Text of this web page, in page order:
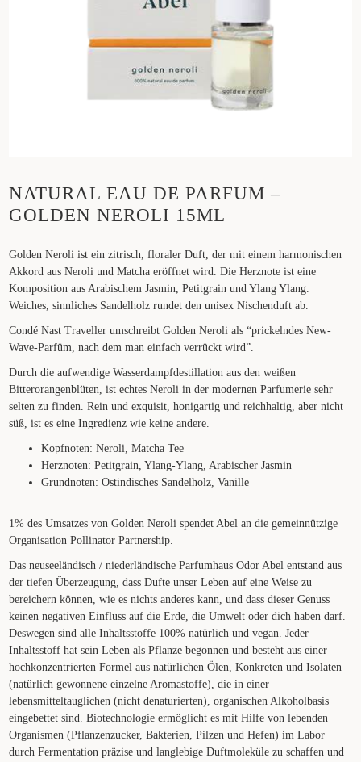
NATURAL EAU DE PARFUM –
GOLDEN NEROLI 15ML
Golden Neroli ist ein zitrisch, floraler Duft, der mit einem harmonischen
Akkord aus Neroli und Matcha eröffnet wird. Die Herznote ist eine
Komposition aus Arabischem Jasmin, Petitgrain und Ylang Ylang.
Weiches, sinnliches Sandelholz rundet den unisex Nischenduft ab.
Condé Nast Traveller umschreibt Golden Neroli als “prickelndes New-
Wave-Parfüm, nach dem man einfach verrückt wird”.
Durch die aufwendige Wasserdampfdestillation aus den weißen
Bitterorangenblüten, ist echtes Neroli in der modernen Parfumerie sehr
selten zu finden. Rein und exquisit, honigartig und reichhaltig, aber nicht
süß, ist es eine Ingredienz wie keine andere.
Kopfnoten: Neroli, Matcha Tee
Herznoten: Petitgrain, Ylang-Ylang, Arabischer Jasmin
Grundnoten: Ostindisches Sandelholz, Vanille
1% des Umsatzes von Golden Neroli spendet Abel an die gemeinnützige
Organisation Pollinator Partnership.
Das neuseeländisch / niederländische Parfumhaus Odor Abel entstand aus
der tiefen Überzeugung, dass Dufte unser Leben auf eine Weise zu
bereichern können, wie es nichts anderes kann, und dass dieser Genuss
keinen negativen Einfluss auf die Erde, die Umwelt oder dich haben darf.
Deswegen sind alle Inhaltsstoffe 100% natürlich und vegan. Jeder
Inhaltsstoff hat sein Leben als Pflanze begonnen und besteht aus einer
hochkonzentrierten Formel aus natürlichen Ölen, Konkreten und Isolaten
(natürlich gewonnene einzelne Aromastoffe), die in einer
lebensmitteltauglichen (nicht denaturierten), organischen Alkoholbasis
eingebettet sind. Biotechnologie ermöglicht es mit Hilfe von lebenden
Organismen (Pflanzenzucker, Bakterien, Pilzen und Hefen) im Labor
durch Fermentation präzise und langlebige Duftmoleküle zu schaffen und